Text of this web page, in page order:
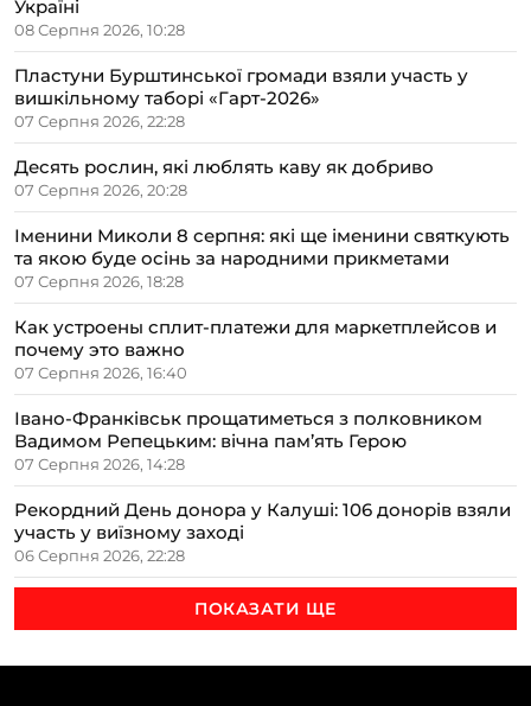
Україні
08 Серпня 2026, 10:28
Пластуни Бурштинської громади взяли участь у
вишкільному таборі «Гарт-2026»
07 Серпня 2026, 22:28
Десять рослин, які люблять каву як добриво
07 Серпня 2026, 20:28
Іменини Миколи 8 серпня: які ще іменини святкують
та якою буде осінь за народними прикметами
07 Серпня 2026, 18:28
Как устроены сплит-платежи для маркетплейсов и
почему это важно
07 Серпня 2026, 16:40
Івано-Франківськ прощатиметься з полковником
Вадимом Репецьким: вічна пам’ять Герою
07 Серпня 2026, 14:28
Рекордний День донора у Калуші: 106 донорів взяли
участь у виїзному заході
06 Серпня 2026, 22:28
ПОКАЗАТИ ЩЕ